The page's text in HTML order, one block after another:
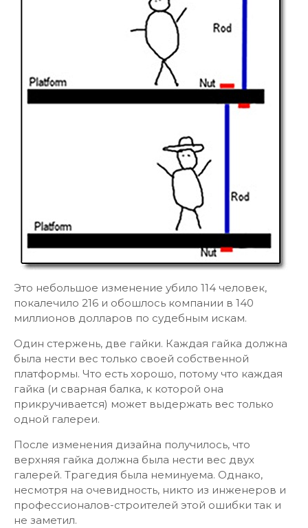
Это небольшое изменение убило 114 человек,
покалечило 216 и обошлось компании в 140
миллионов долларов по судебным искам.
Один стержень, две гайки. Каждая гайка должна
была нести вес только своей собственной
платформы. Что есть хорошо, потому что каждая
гайка (и сварная балка, к которой она
прикручивается) может выдержать вес только
одной галереи.
После изменения дизайна получилось, что
верхняя гайка должна была нести вес двух
галерей. Трагедия была неминуема. Однако,
несмотря на очевидность, никто из инженеров и
профессионалов-строителей этой ошибки так и
не заметил.